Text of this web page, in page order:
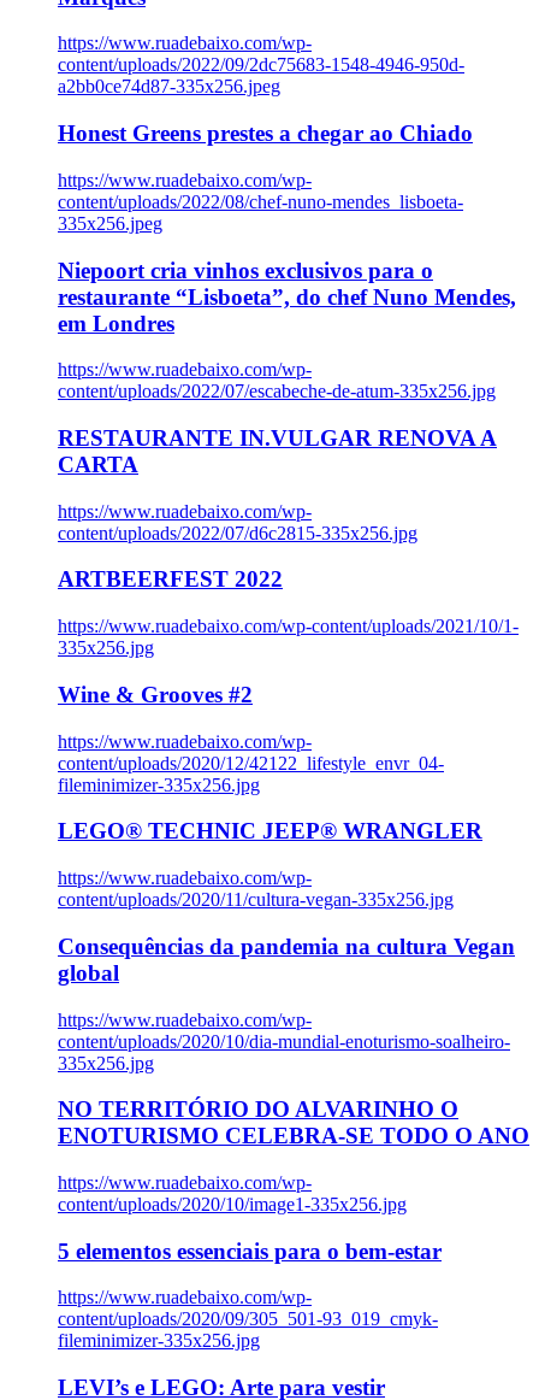
https://www.ruadebaixo.com/wp-
content/uploads/2022/09/2dc75683-1548-4946-950d-
a2bb0ce74d87-335x256.jpeg
Honest Greens prestes a chegar ao Chiado
https://www.ruadebaixo.com/wp-
content/uploads/2022/08/chef-nuno-mendes_lisboeta-
335x256.jpeg
Niepoort cria vinhos exclusivos para o
restaurante “Lisboeta”, do chef Nuno Mendes,
em Londres
https://www.ruadebaixo.com/wp-
content/uploads/2022/07/escabeche-de-atum-335x256.jpg
RESTAURANTE IN.VULGAR RENOVA A
CARTA
https://www.ruadebaixo.com/wp-
content/uploads/2022/07/d6c2815-335x256.jpg
ARTBEERFEST 2022
https://www.ruadebaixo.com/wp-content/uploads/2021/10/1-
335x256.jpg
Wine & Grooves #2
https://www.ruadebaixo.com/wp-
content/uploads/2020/12/42122_lifestyle_envr_04-
fileminimizer-335x256.jpg
LEGO® TECHNIC JEEP® WRANGLER
https://www.ruadebaixo.com/wp-
content/uploads/2020/11/cultura-vegan-335x256.jpg
Consequências da pandemia na cultura Vegan
global
https://www.ruadebaixo.com/wp-
content/uploads/2020/10/dia-mundial-enoturismo-soalheiro-
335x256.jpg
NO TERRITÓRIO DO ALVARINHO O
ENOTURISMO CELEBRA-SE TODO O ANO
https://www.ruadebaixo.com/wp-
content/uploads/2020/10/image1-335x256.jpg
5 elementos essenciais para o bem-estar
https://www.ruadebaixo.com/wp-
content/uploads/2020/09/305_501-93_019_cmyk-
fileminimizer-335x256.jpg
LEVI’s e LEGO: Arte para vestir